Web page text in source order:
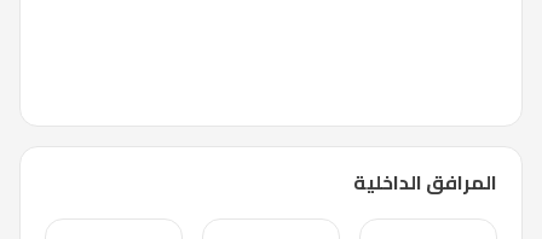
المرافق الداخلية